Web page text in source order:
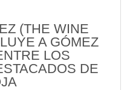
(THE WINE
A GÓMEZ
LOS
DE